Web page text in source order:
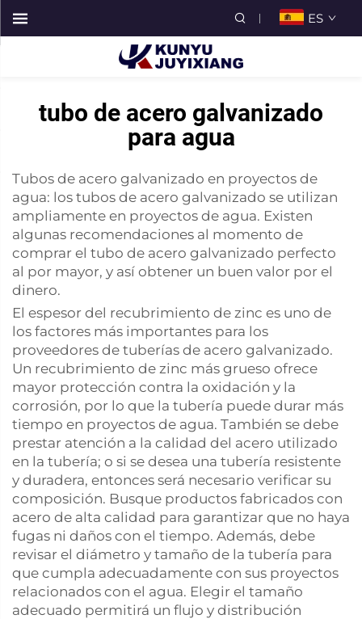
ES
tubo de acero galvanizado
para agua
Tubos de acero galvanizado en proyectos de
agua: los tubos de acero galvanizado se utilizan
ampliamente en proyectos de agua. Existen
algunas recomendaciones al momento de
comprar el tubo de acero galvanizado perfecto
al por mayor, y así obtener un buen valor por el
dinero.
El espesor del recubrimiento de zinc es uno de
los factores más importantes para los
proveedores de tuberías de acero galvanizado.
Un recubrimiento de zinc más grueso ofrece
mayor protección contra la oxidación y la
corrosión, por lo que la tubería puede durar más
tiempo en proyectos de agua. También se debe
prestar atención a la calidad del acero utilizado
en la tubería; o si se desea una tubería resistente
y duradera, entonces será necesario verificar su
composición. Busque productos fabricados con
acero de alta calidad para garantizar que no haya
fugas ni daños con el tiempo. Además, debe
revisar el diámetro y tamaño de la tubería para
que cumpla adecuadamente con sus proyectos
relacionados con el agua. Elegir el tamaño
adecuado permitirá un flujo y distribución